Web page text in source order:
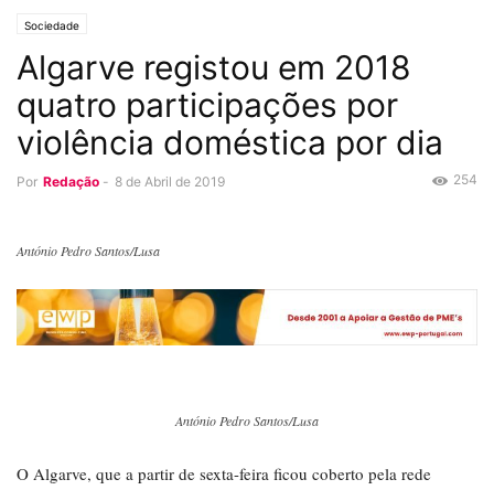
Sociedade
Algarve registou em 2018
quatro participações por
violência doméstica por dia
Por Redação - 8 de Abril de 2019 254
António Pedro Santos/Lusa
António Pedro Santos/Lusa
O Algarve, que a partir de sexta-feira ficou coberto pela rede